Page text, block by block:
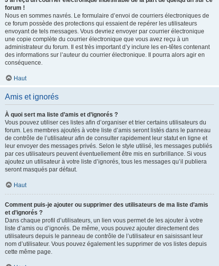
forum !
Nous en sommes navrés. Le formulaire d’envoi de courriers électroniques de
ce forum possède des protections qui essaient de repérer les utilisateurs
envoyant de tels messages. Vous devriez envoyer par courrier électronique
une copie complète du courrier électronique que vous avez reçu à un
administrateur du forum. Il est très important d’y inclure les en-têtes contenant
des informations sur l’auteur du courrier électronique. Il pourra alors agir en
conséquence.
Haut
Amis et ignorés
À quoi sert ma liste d’amis et d’ignorés ?
Vous pouvez utiliser ces listes afin d’organiser et trier certains utilisateurs du
forum. Les membres ajoutés à votre liste d’amis seront listés dans le panneau
de contrôle de l’utilisateur afin de consulter rapidement leur statut en ligne et
leur envoyer des messages privés. Selon le style utilisé, les messages publiés
par ces utilisateurs peuvent éventuellement être mis en surbrillance. Si vous
ajoutez un utilisateur à votre liste d’ignorés, tous les messages qu’il publiera
seront masqués par défaut.
Haut
Comment puis-je ajouter ou supprimer des utilisateurs de ma liste d’amis
et d’ignorés ?
Dans chaque profil d’utilisateurs, un lien vous permet de les ajouter à votre
liste d’amis ou d’ignorés. De même, vous pouvez ajouter directement des
utilisateurs depuis le panneau de contrôle de l’utilisateur en saisissant leur
nom d’utilisateur. Vous pouvez également les supprimer de vos listes depuis
cette même page.